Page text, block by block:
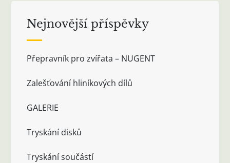
Nejnovější příspěvky
Přepravník pro zvířata – NUGENT
Zalešťování hliníkových dílů
GALERIE
Tryskání disků
Tryskání součástí